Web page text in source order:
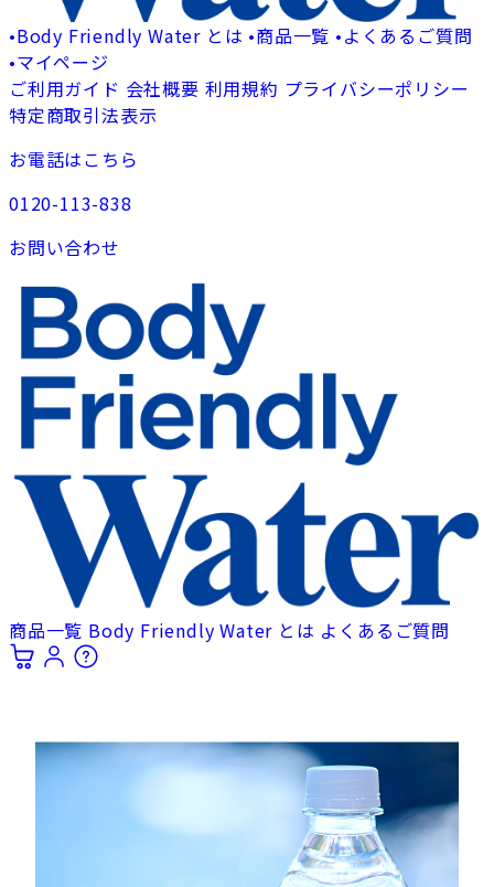
•Body Friendly Water とは •商品一覧 •よくあるご質問
•マイページ
ご利用ガイド 会社概要 利用規約 プライバシーポリシー
特定商取引法表示
お電話はこちら
0120-113-838
お問い合わせ
商品一覧 Body Friendly Water とは よくあるご質問